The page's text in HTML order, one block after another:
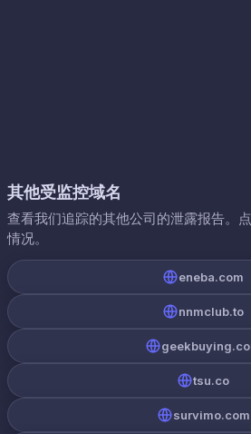
其他受监控域名
查看我们追踪的其他公司的泄露报告。
情况。
eneba.com
nnmclub.to
tsu.co
survimo.com